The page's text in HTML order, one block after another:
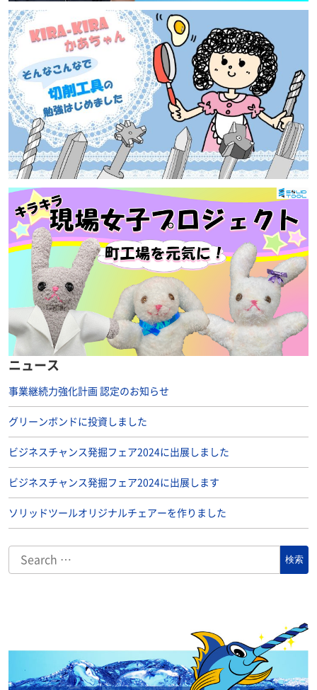
ニュース
事業継続力強化計画 認定のお知らせ
グリーンボンドに投資しました
ビジネスチャンス発掘フェア2024に出展しました
ビジネスチャンス発掘フェア2024に出展します
ソリッドツールオリジナルチェアーを作りました